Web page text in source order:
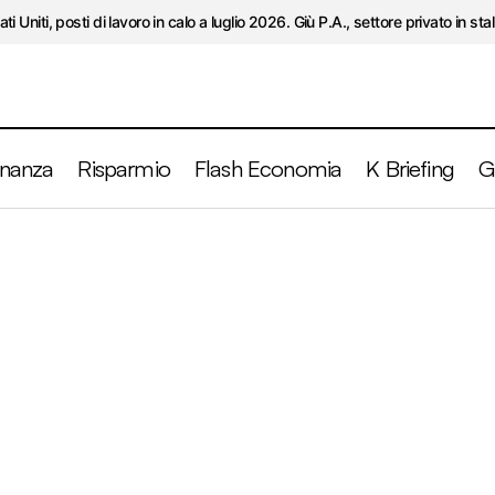
Uniti, posti di lavoro in calo a luglio 2026. Giù P.A., settore privato in
Risparmio Flash Economia K Briefing